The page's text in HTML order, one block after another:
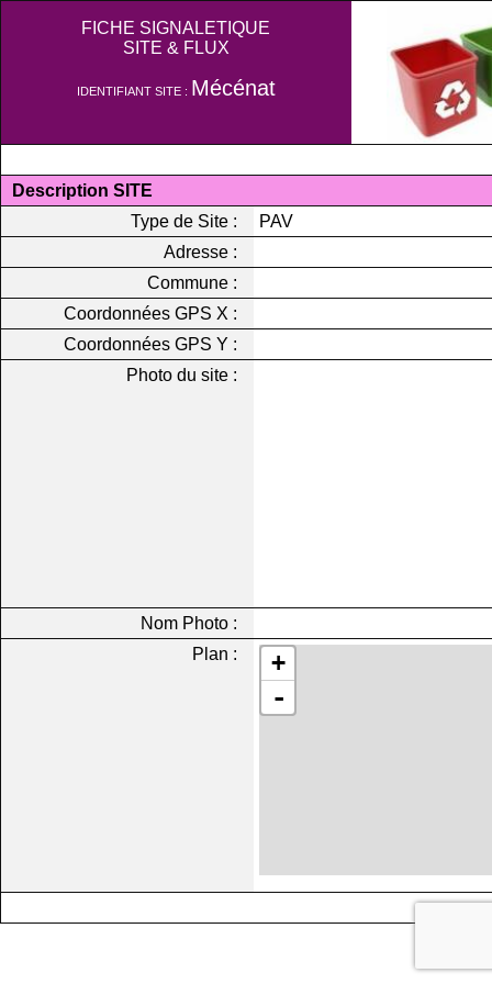
FICHE SIGNALETIQUE
SITE & FLUX
IDENTIFIANT SITE : Mécénat
Description SITE
Type de Site :
PAV
Adresse :
Commune :
Coordonnées GPS X :
Coordonnées GPS Y :
Photo du site :
Nom Photo :
Plan :
+
-